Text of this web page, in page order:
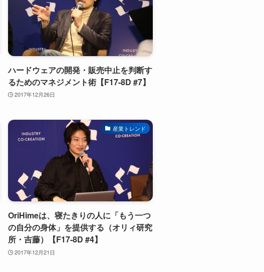
ハードウェアの開発・販売中止を判断す
るためのマネジメント術【F17-8D #7】
2017年12月26日
産業トレンド
OriHimeは、寝たきりの人に「もう一つ
の自分の身体」を提供する（オリィ研究
所・吉藤）【F17-8D #4】
2017年12月21日